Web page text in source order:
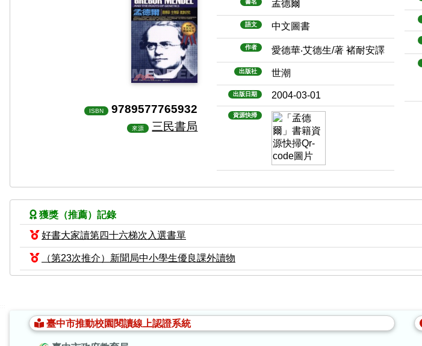
ISBN 9789577765932
來源 三民書局
書名 孟德爾
語文 中文圖書
作者 愛德華‧艾德生/著 褚耐安譯
出版社 世潮
出版日期 2004-03-01
資源快掃
獲獎（推薦）記錄
好書大家讀第四十六梯次入選書單
（第23次推介）新聞局中小學生優良課外讀物
臺中市推動校園閱讀線上認證系統